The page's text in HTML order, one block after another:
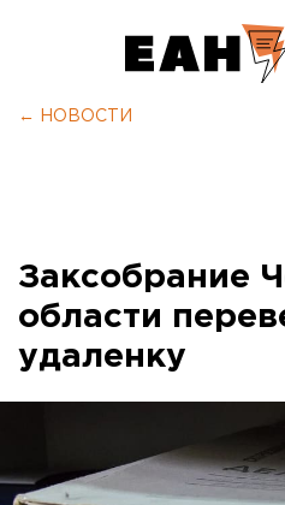
← НОВОСТИ
Заксобрание
области
удаленку